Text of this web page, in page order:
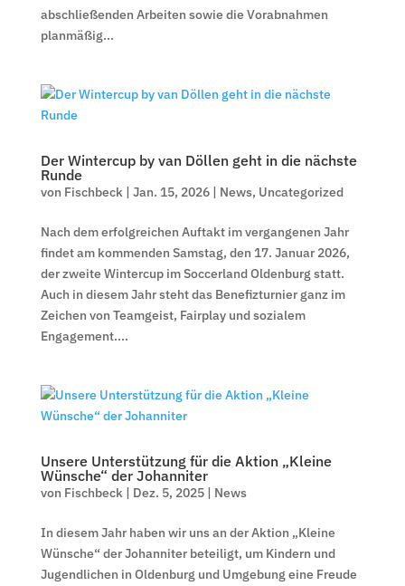
abschließenden Arbeiten sowie die Vorabnahmen
planmäßig...
Der Wintercup by van Döllen geht in die nächste
Runde
von Fischbeck| Jan. 15, 2026| News, Uncategorized
Nach dem erfolgreichen Auftakt im vergangenen Jahr
findet am kommenden Samstag, den 17. Januar 2026,
der zweite Wintercup im Soccerland Oldenburg statt.
Auch in diesem Jahr steht das Benefizturnier ganz im
Zeichen von Teamgeist, Fairplay und sozialem
Engagement....
Unsere Unterstützung für die Aktion „Kleine
Wünsche“ der Johanniter
von Fischbeck| Dez. 5, 2025| News
In diesem Jahr haben wir uns an der Aktion „Kleine
Wünsche“ der Johanniter beteiligt, um Kindern und
Jugendlichen in Oldenburg und Umgebung eine Freude